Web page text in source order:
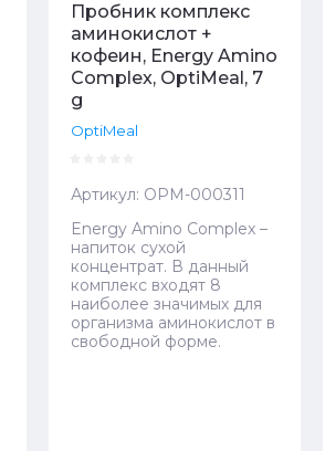
Пробник комплекс
аминокислот +
кофеин, Energy Amino
Complex, OptiMeal, 7
g
OptiMeal
Артикул: OPM-000311
Energy Amino Complex –
напиток сухой
концентрат. В данный
комплекс входят 8
наиболее значимых для
организма аминокислот в
свободной форме.